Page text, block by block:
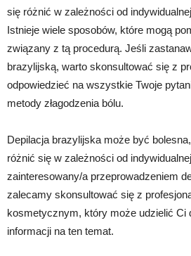
się różnić w zależności od
Istnieje wiele sposobów, które mogą
związany z tą procedurą. Jeśli
brazylijską, warto skonsultować się z
odpowiedzieć na wszystkie Twoje
metody złagodzenia bólu.
Depilacja brazylijska może być
różnić się w zależności od
zainteresowany/a przeprowadzeniem
zalecamy skonsultować się z
kosmetycznym, który może udzielić Ci
informacji na ten temat.